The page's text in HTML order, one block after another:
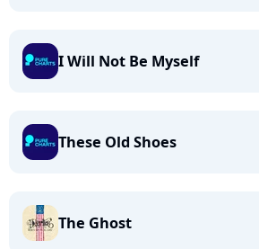
I Will Not Be Myself
These Old Shoes
The Ghost